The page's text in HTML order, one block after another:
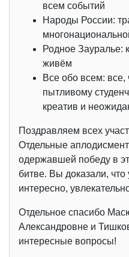
всем событий
Народы России:
Родное Зауралье:
живём
Все обо всем: все,
пытливому
креатив и
Поздравляем всех
Отдельные
одержавшей победу в
битве. Вы доказали, что
интересно,
Отдельное спасибо
Александровне и
интересные вопросы!